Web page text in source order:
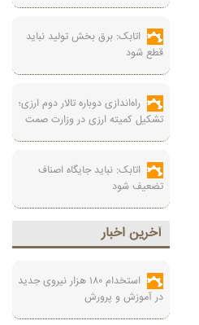
اتابک: برق بخش تولید نباید
قطع شود
راه‌اندازی دوباره تالار دوم ارزی؛
تشکیل کمیته ارزی در وزارت صمت
اتابک: نباید جایگاه اصناف
تضعیف شود
آخرين اخبار
استخدام ۱۸۰ هزار نیروی جدید
در آموزش‌ و پرورش